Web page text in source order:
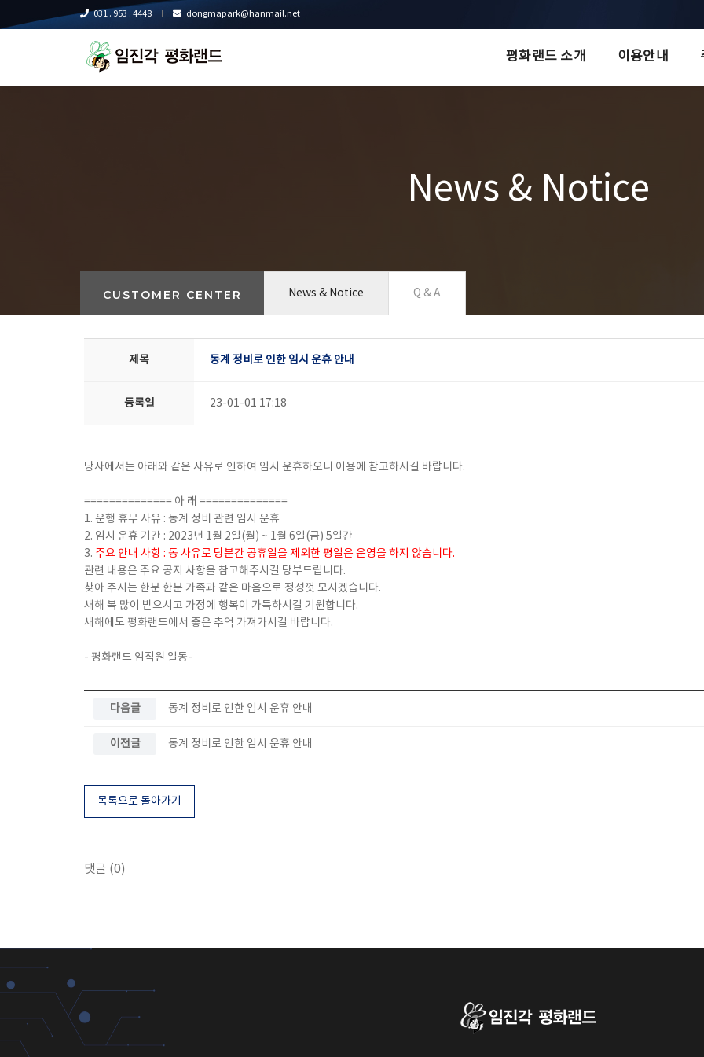
031 . 953 . 4448 dongmapark@hanmail.net
평화랜드 소개 이용안내
News & Notice
CUSTOMER CENTER News & Notice Q & A
제목 동계 정비로 인한 임시 운휴 안내
등록일 23-01-01 17:18
당사에서는 아래와 같은 사유로 인하여 임시 운휴하오니 이용에 참고하시길 바랍니다.
============== 아 래 ==============
1. 운행 휴무 사유 : 동계 정비 관련 임시 운휴
2. 임시 운휴 기간 : 2023년 1월 2일(월) ~ 1월 6일(금) 5일간
3. 주요 안내 사항 : 동 사유로 당분간 공휴일을 제외한 평일은 운영을 하지 않습니다.
관련 내용은 주요 공지 사항을 참고해주시길 당부드립니다.
찾아 주시는 한분 한분 가족과 같은 마음으로 정성껏 모시겠습니다.
새해 복 많이 받으시고 가정에 행복이 가득하시길 기원합니다.
새해에도 평화랜드에서 좋은 추억 가져가시길 바랍니다.
- 평화랜드 임직원 일동-
다음글 동계 정비로 인한 임시 운휴 안내
이전글 동계 정비로 인한 임시 운휴 안내
목록으로 돌아가기
댓글 (0)